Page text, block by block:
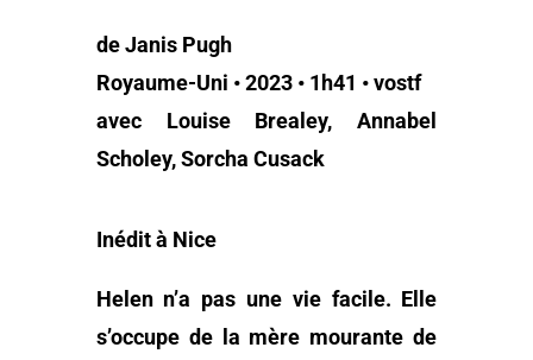
de Janis Pugh
Royaume-Uni • 2023 • 1h41 • vostf
avec Louise Brealey, Annabel
Scholey, Sorcha Cusack
Inédit à Nice
Helen n’a pas une vie facile. Elle
s’occupe de la mère mourante de